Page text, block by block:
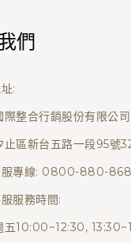
們
:
際整合行銷股份有限公司
止區新台五路一段95號
專線: 0800-880-868
服務時間:
五10:00~12:30,